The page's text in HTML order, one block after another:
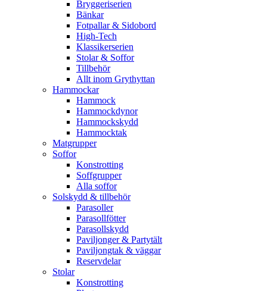
Bryggeriserien
Bänkar
Fotpallar & Sidobord
High-Tech
Klassikerserien
Stolar & Soffor
Tillbehör
Allt inom Grythyttan
Hammockar
Hammock
Hammockdynor
Hammockskydd
Hammocktak
Matgrupper
Soffor
Konstrotting
Soffgrupper
Alla soffor
Solskydd & tillbehör
Parasoller
Parasollfötter
Parasollskydd
Paviljonger & Partytält
Paviljongtak & väggar
Reservdelar
Stolar
Konstrotting